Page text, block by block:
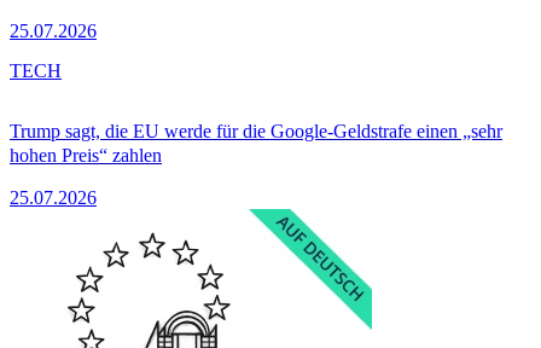
25.07.2026
Trump sagt, die EU werde für die Google-Geldstrafe einen „sehr
hohen Preis“ zahlen
25.07.2026
TECH